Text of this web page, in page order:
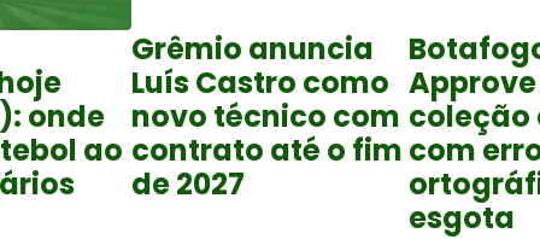
onde
ao
Grêmio anuncia
Luís Castro como
novo técnico com
contrato até o fim
de 2027
coleção
com
esgota